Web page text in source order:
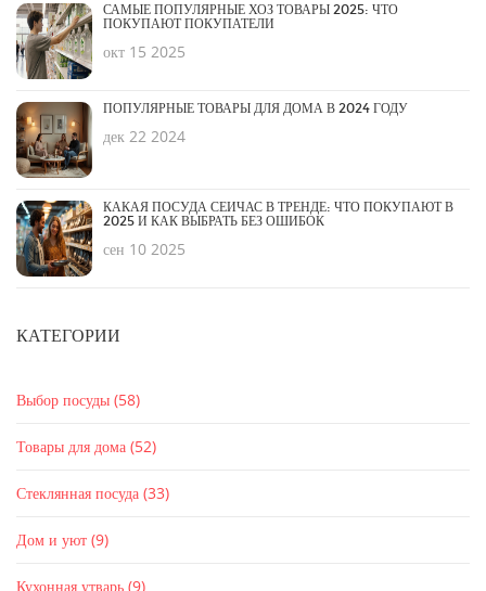
САМЫЕ ПОПУЛЯРНЫЕ ХОЗ ТОВАРЫ 2025: ЧТО
ПОКУПАЮТ ПОКУПАТЕЛИ
окт 15 2025
ПОПУЛЯРНЫЕ ТОВАРЫ ДЛЯ ДОМА В 2024 ГОДУ
дек 22 2024
КАКАЯ ПОСУДА СЕЙЧАС В ТРЕНДЕ: ЧТО ПОКУПАЮТ В
2025 И КАК ВЫБРАТЬ БЕЗ ОШИБОК
сен 10 2025
КАТЕГОРИИ
Выбор посуды (58)
Товары для дома (52)
Стеклянная посуда (33)
Дом и уют (9)
Кухонная утварь (9)